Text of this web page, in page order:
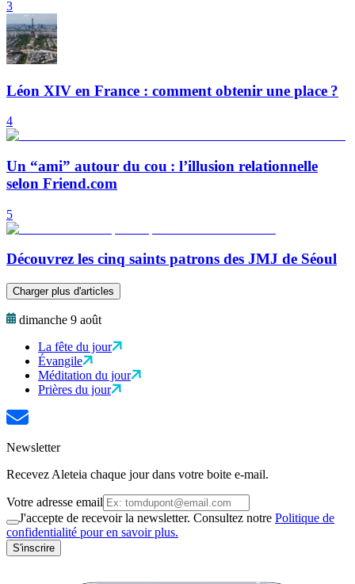
3
Léon XIV en France : comment obtenir une place ?
4
Un “ami” autour du cou : l’illusion relationnelle
selon Friend.com
5
Découvrez les cinq saints patrons des JMJ de Séoul
Charger plus d'articles
dimanche 9 août
La fête du jour
Évangile
Méditation du jour
Prières du jour
Newsletter
Recevez Aleteia chaque jour dans votre boite e-mail.
Votre adresse email
J'accepte de recevoir la newsletter. Consultez notre Politique de
confidentialité pour en savoir plus.
S'inscrire